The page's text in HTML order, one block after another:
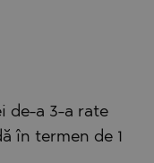
de-a 3-a rate
în termen de 1